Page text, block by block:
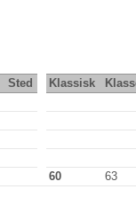
Sted Klassisk
60 63